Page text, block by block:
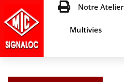
Notre Atelier
Multivies